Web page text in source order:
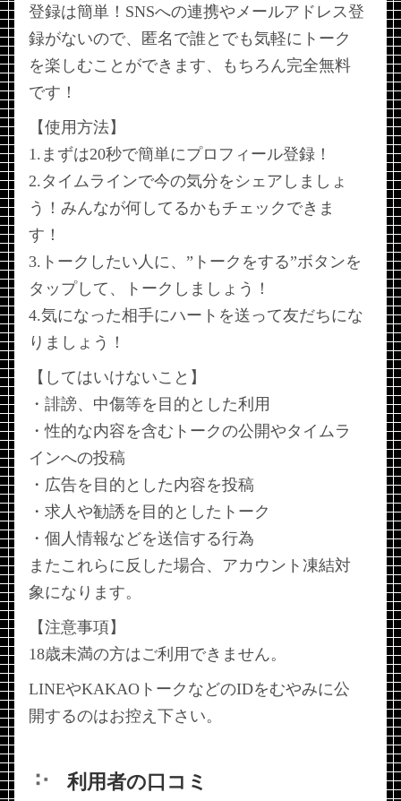
登録は簡単！SNSへの連携やメールアドレス登
録がないので、匿名で誰とでも気軽にトーク
を楽しむことができます、もちろん完全無料
です！
【使用方法】
1.まずは20秒で簡単にプロフィール登録！
2.タイムラインで今の気分をシェアしましょ
う！みんなが何してるかもチェックできま
す！
3.トークしたい人に、”トークをする”ボタンを
タップして、トークしましょう！
4.気になった相手にハートを送って友だちにな
りましょう！
【してはいけないこと】
・誹謗、中傷等を目的とした利用
・性的な内容を含むトークの公開やタイムラ
インへの投稿
・広告を目的とした内容を投稿
・求人や勧誘を目的としたトーク
・個人情報などを送信する行為
またこれらに反した場合、アカウント凍結対
象になります。
【注意事項】
18歳未満の方はご利用できません。
LINEやKAKAOトークなどのIDをむやみに公
開するのはお控え下さい。
利用者の口コミ